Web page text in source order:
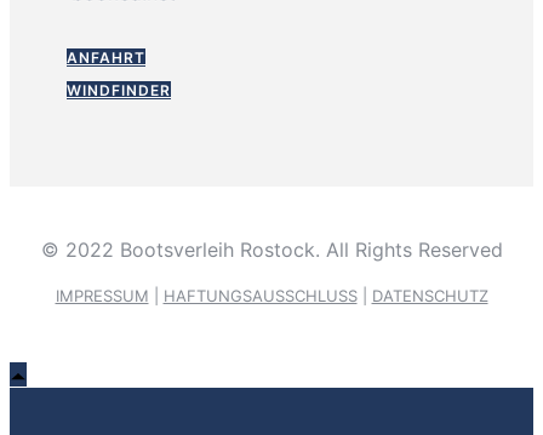
ANFAHRT
WINDFINDER
© 2022 Bootsverleih Rostock. All Rights Reserved
IMPRESSUM HAFTUNGSAUSSCHLUSS| DATENSCHUTZ